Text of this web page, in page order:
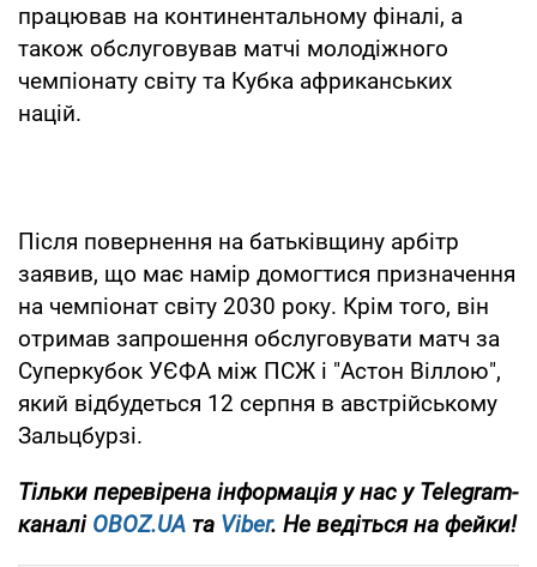
працював на континентальному фіналі, а
також обслуговував матчі молодіжного
чемпіонату світу та Кубка африканських
націй.
Після повернення на батьківщину арбітр
заявив, що має намір домогтися призначення
на чемпіонат світу 2030 року. Крім того, він
отримав запрошення обслуговувати матч за
Суперкубок УЄФА між ПСЖ і "Астон Віллою",
який відбудеться 12 серпня в австрійському
Зальцбурзі.
Тільки перевірена інформація у нас у Telegram-
каналі OBOZ.UA та Viber. Не ведіться на фейки!